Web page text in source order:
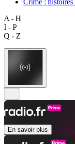
A - H
I - P
Q - Z
En savoir plus